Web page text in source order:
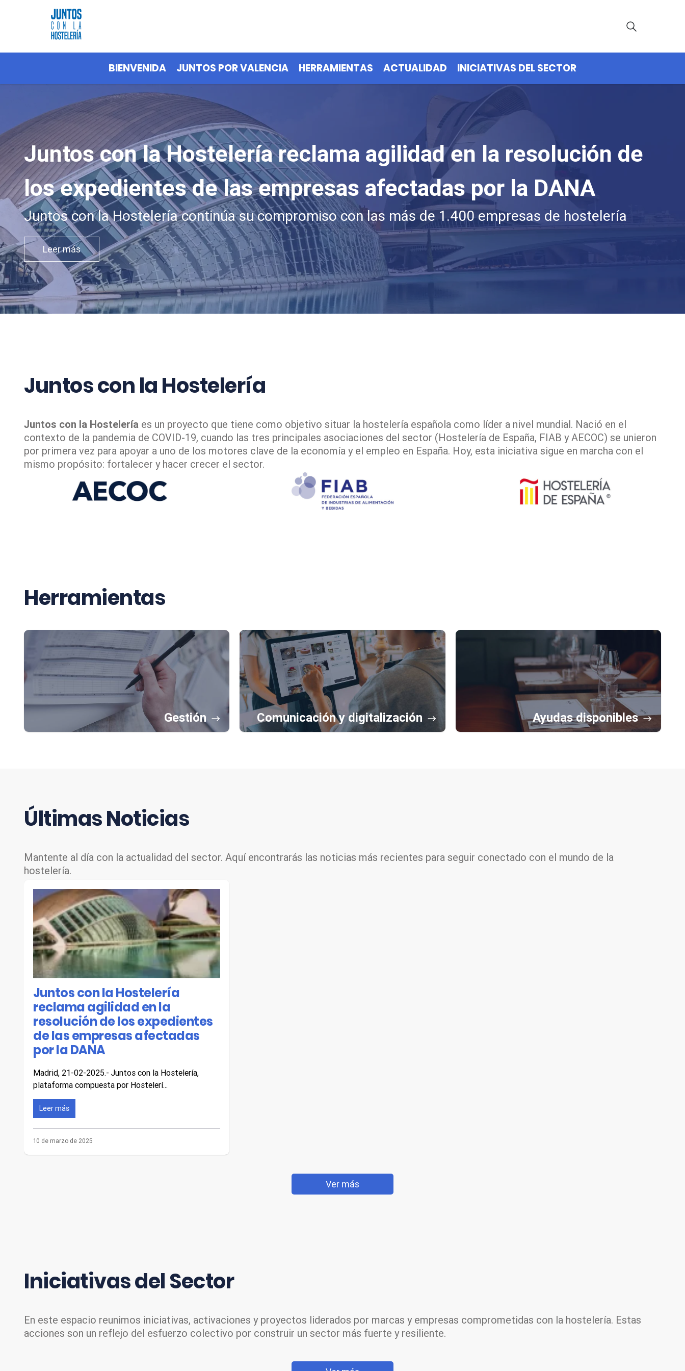
BIENVENIDA JUNTOS POR VALENCIA HERRAMIENTAS ACTUALIDAD INICIATIVAS DEL SECTOR
Juntos con la Hostelería reclama agilidad en la resolución de
los expedientes de las empresas afectadas por la DANA
Juntos con la Hostelería continúa su compromiso con las más de 1.400 empresas de hostelería
Leer más
Juntos con laHostelería
Juntos con la Hostelería es un proyecto que tiene como objetivo situar la hostelería española como líder a nivel mundial. Nació en el
contexto de la pandemia de COVID-19, cuando las tres principales asociaciones del sector (Hostelería de España, FIAB y AECOC) se unieron
por primera vez para apoyar a uno de los motores clave de la economía y el empleo en España. Hoy, esta iniciativa sigue en marcha con el
mismo propósito: fortalecer y hacer crecer el sector.
Herramientas
Gestión Comunicación y digitalización Ayudas disponibles
ÚltimasNoticias
Mantente al día con la actualidad del sector. Aquí encontrarás las noticias más recientes para seguir conectado con el mundo de la
hostelería.
Juntos con la Hostelería
reclama agilidad en la
resolución de los expedientes
de las empresas afectadas
por la DANA
Madrid, 21-02-2025.- Juntos con la Hostelería,
plataforma compuesta por Hostelerí...
Leer más
10 de marzo de 2025
Ver más
Iniciativas delSector
En este espacio reunimos iniciativas, activaciones y proyectos liderados por marcas y empresas comprometidas con la hostelería. Estas
acciones son un reflejo del esfuerzo colectivo por construir un sector más fuerte y resiliente.